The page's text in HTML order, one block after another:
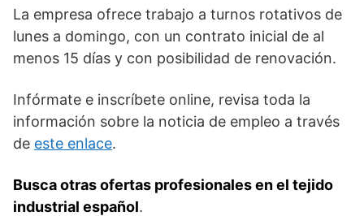
La empresa ofrece trabajo a turnos rotativos de
lunes a domingo, con un contrato inicial de al
menos 15 días y con posibilidad de renovación.
Infórmate e inscríbete online, revisa toda la
información sobre la noticia de empleo a través
de este enlace.
Busca otras ofertas profesionales en el tejido
industrial español.